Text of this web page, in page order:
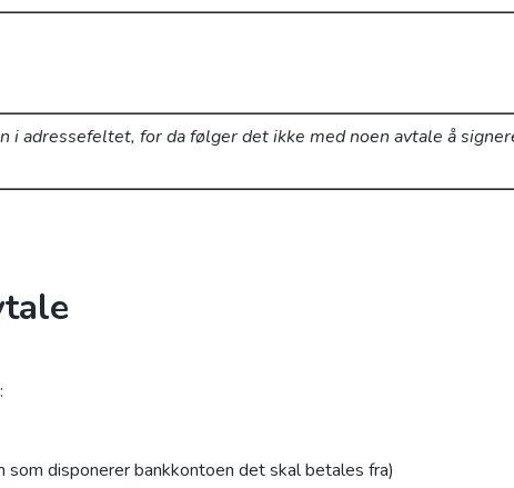
i adressefeltet, for da følger det ikke med noen avtale å
disponerer bankkontoen det skal betales fra)